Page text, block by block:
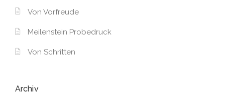
Von Vorfreude
Meilenstein Probedruck
Von Schritten
Archiv